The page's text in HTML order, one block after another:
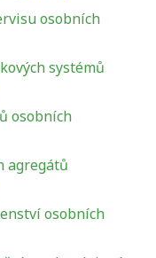
osobních
systémů
osobních
agregátů
osobních